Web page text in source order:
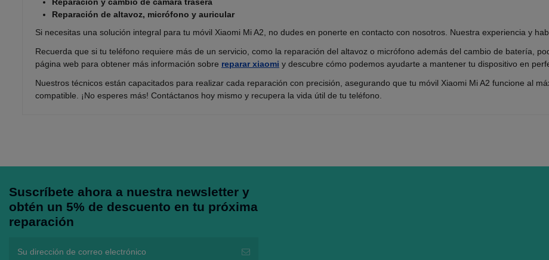
Reparación de altavoz, micrófono y auricular
Si necesitas una solución integral para tu móvil Xiaomi Mi A2, no dudes en ponerte en contacto con nosotros. Nuestra experiencia y
Recuerda que si tu teléfono requiere más de un servicio, como la reparación del altavoz o micrófono además del cambio de batería,
página web para obtener más información sobre reparar xiaomi y descubre cómo podemos ayudarte a mantener tu dispositivo en
Nuestros técnicos están capacitados para realizar cada reparación con precisión, asegurando que tu móvil Xiaomi Mi A2 funcione al
compatible. ¡No esperes más! Contáctanos hoy mismo y recupera la vida útil de tu teléfono.
Suscríbete ahora a nuestra newsletter y
obtén un 5% de descuento en tu próxima
reparación